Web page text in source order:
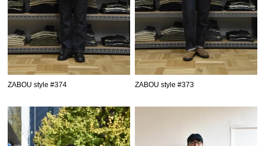
ZABOU style #374 ZABOU style #373